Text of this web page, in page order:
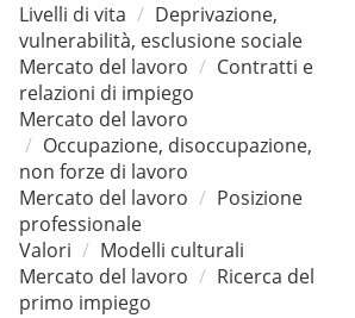
Livelli di vita
Deprivazione,
vulnerabilità, esclusione sociale
Mercato del lavoro
Contratti e
relazioni di impiego
Mercato del lavoro
Occupazione, disoccupazione,
non forze di lavoro
Mercato del lavoro
Posizione
professionale
Valori
Modelli culturali
Mercato del lavoro
Ricerca del
primo impiego